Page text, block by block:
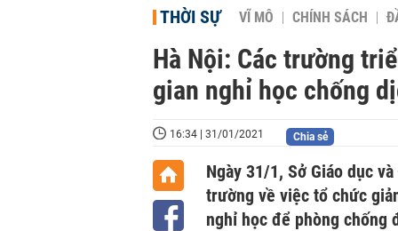
THỜI SỰ VĨ MÔ CHÍNH SÁCH
Hà Nội: Các trường
gian nghỉ học chống
16:34 | 31/01/2021 Chia sẻ
Ngày 31/1, Sở Giáo dục
trường về việc tổ chức
nghỉ học để phòng chống